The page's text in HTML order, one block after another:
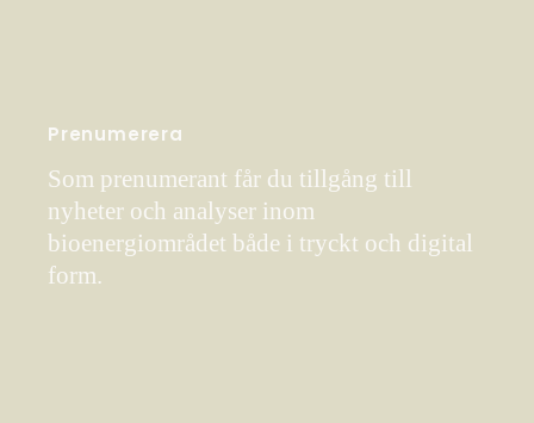
Prenumerera
Som prenumerant får du tillgång till
nyheter och analyser inom
bioenergiområdet både i tryckt och digital
form.